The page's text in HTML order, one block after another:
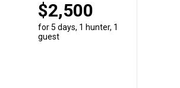
$2,500
for 5 days, 1 hunter, 1
guest